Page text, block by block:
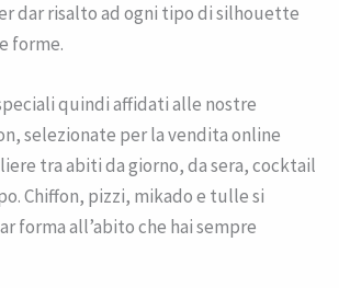
dar risalto ad ogni tipo di silhouette
forme.
quindi affidati alle nostre
selezionate per la vendita online
tra abiti da giorno, da sera, cocktail
Chiffon, pizzi, mikado e tulle si
forma all’abito che hai sempre